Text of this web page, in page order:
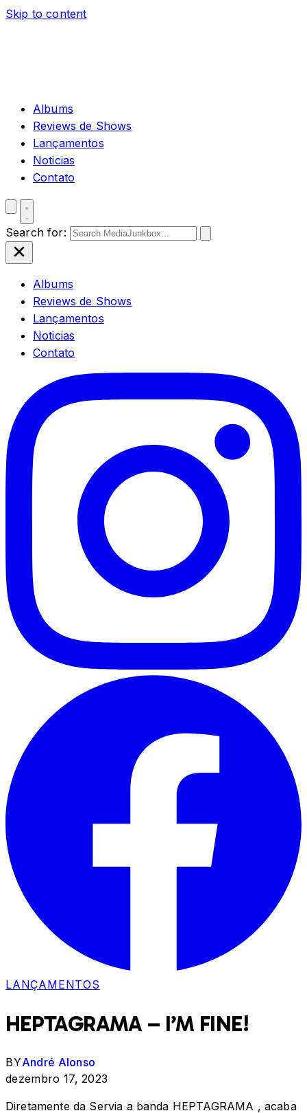
Skip to content
Albums
Reviews de Shows
Lançamentos
Noticias
Contato
Search for:
Albums
Reviews de Shows
Lançamentos
Noticias
Contato
LANÇAMENTOS
HEPTAGRAMA – I’M FINE!
BYAndré Alonso
dezembro 17, 2023
Diretamente da Servia a banda HEPTAGRAMA , acaba